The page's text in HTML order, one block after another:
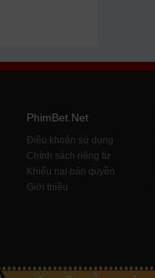
PhimBet.Net
Điều khoản sử dụng
Chính sách riêng tư
Khiếu nại bản quyền
Giới thiệu